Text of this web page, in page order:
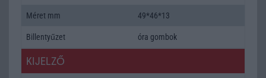
Méret mm 49*46*13
Billentyűzet óra gombok
KIJELZŐ